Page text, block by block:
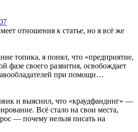
отношения к статье, но я всё же
топика, я понял, что «предприятие,
фазе своего развития, освобождает
при помощи…
и выяснил, что «краудфандинг» —
Всё стало на свои места,
— почему нельзя писать на